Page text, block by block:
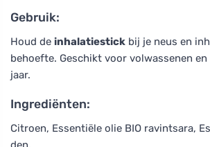
Gebruik:
Houd de inhalatiestick bij je neus en
behoefte. Geschikt voor volwassenen
jaar.
Ingrediënten:
Citroen, Essentiële olie BIO ravintsara,